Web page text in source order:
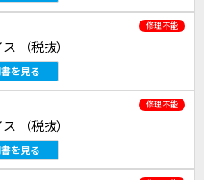
修理不能
ス （税抜）
を見る
修理不能
ス （税抜）
を見る